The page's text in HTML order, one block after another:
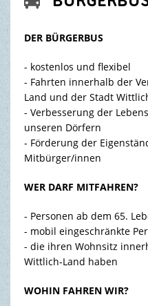
BILDUNG & KULTUR
TOURISMUS & FREIZEIT
DER BÜRGERBUS
- kostenlos und flexibel
- Fahrten innerhalb der
Land und der Stadt
- Verbesserung der
unseren Dörfern
- Förderung der
Mitbürger/innen
WER DARF MITFAHREN?
- Personen ab dem 65.
- mobil eingeschränkte
- die ihren Wohnsitz
Wittlich-Land haben
WOHIN FAHREN WIR?